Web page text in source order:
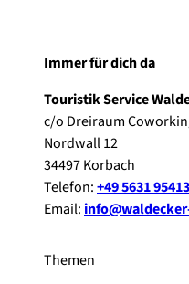
Immer für dich da
Touristik Service
c/o Dreiraum
Nordwall 12
34497 Korbach
Telefon:+49 5631
Email:
Themen